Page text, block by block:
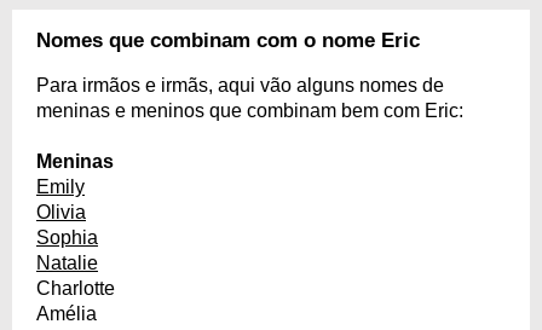
Nomes que combinam com o nome Eric
Para irmãos e irmãs, aqui vão alguns nomes de
meninas e meninos que combinam bem com Eric:
Meninas
Emily
Olivia
Sophia
Natalie
Charlotte
Amélia